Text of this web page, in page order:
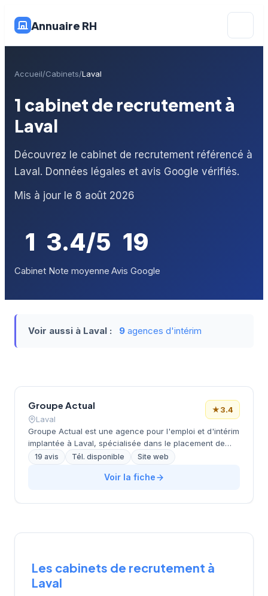
Annuaire RH
Accueil Cabinets Laval
1 cabinet de recrutement à
Laval
Découvrez le cabinet de recrutement référencé à
Laval. Données légales et avis Google vérifiés.
Mis à jour le 8 août 2026
1
Cabinet
3.4/5
Note moyenne
19
Avis Google
Voir aussi à Laval : 9 agences d'intérim
Groupe Actual
Laval
★3.4
Groupe Actual est une agence pour l'emploi et d'intérim
implantée à Laval, spécialisée dans le placement de
candidats sur des postes en contrat temporaire et CDI.
la mise à disposition d'intérimaires, le recrutement de
formation. Groupe Actual intervient sur des secteurs
19 avis Tél. disponible Site web
Voir la fiche
Les cabinets de recrutement à
Laval